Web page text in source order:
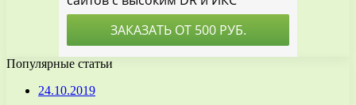
Популярные статьи
24.10.2019